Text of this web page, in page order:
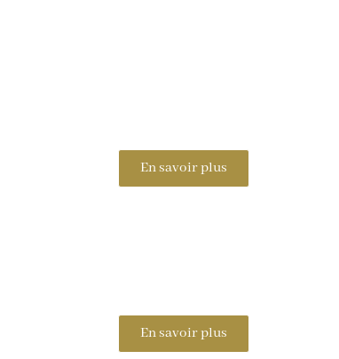
En savoir plus
En savoir plus